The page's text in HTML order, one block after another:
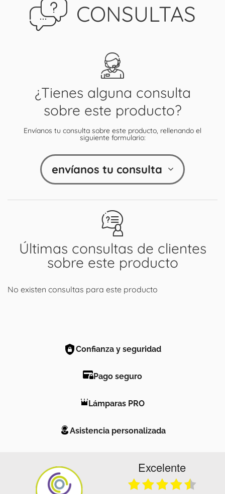
CONSULTAS
Últimas consultas de clientes
sobre este producto
No existen consultas para este producto
¿Tienes alguna consulta
sobre este producto?
Envíanos tu consulta sobre este producto, rellenando el
siguiente formulario:
envíanos tu consulta
Confianza y seguridad
Pago seguro
Lámparas PRO
Asistencia personalizada
Excelente